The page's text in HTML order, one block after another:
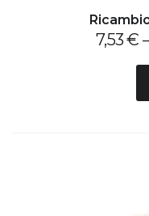
7,53€